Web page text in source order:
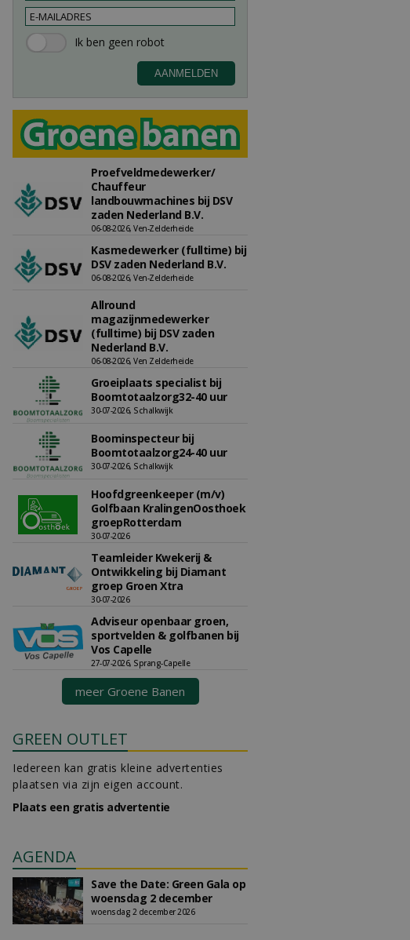
Proefveldmedewerker/
Chauffeur
landbouwmachines bij DSV
zaden Nederland B.V.
06-08-2026, Ven-Zelderheide
Kasmedewerker (fulltime) bij
DSV zaden Nederland B.V.
06-08-2026, Ven-Zelderheide
Allround
magazijnmedewerker
(fulltime) bij DSV zaden
Nederland B.V.
06-08-2026, Ven Zelderheide
Groeiplaats specialist bij
Boomtotaalzorg32-40 uur
30-07-2026, Schalkwijk
Boominspecteur bij
Boomtotaalzorg24-40 uur
30-07-2026, Schalkwijk
Hoofdgreenkeeper (m/v)
Golfbaan KralingenOosthoek
groepRotterdam
30-07-2026
Teamleider Kwekerij &
Ontwikkeling bij Diamant
groep Groen Xtra
30-07-2026
Adviseur openbaar groen,
sportvelden & golfbanen bij
Vos Capelle
27-07-2026, Sprang-Capelle
meer Groene Banen
GREEN OUTLET
Iedereen kan gratis kleine advertenties
plaatsen via zijn eigen account.
Plaats een gratis advertentie
AGENDA
Save the Date: Green Gala op
woensdag 2 december
woensdag 2 december 2026